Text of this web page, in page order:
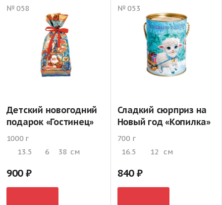
№ 058
Детский новогодний
подарок «Гостинец»
1000 г
13.5
6 38 см
900
№ 053
Сладкий сюрприз на
Новый год «Копилка»
700 г
16.5
12 см
840